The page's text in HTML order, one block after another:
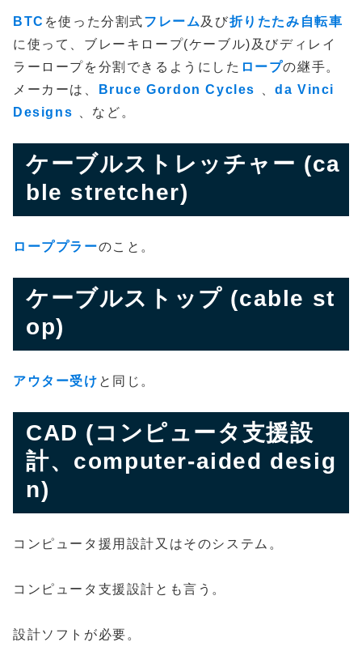
BTC を使った分割式フレーム 及び折りたたみ自転車
に使って、ブレーキロープ(ケーブル)及びディレイ
ラーロープを分割できるようにした ロープの継手。
メーカーは、
Bruce Gordon Cycles 、da Vinci
Designs
、など。
ケーブルストレッチャー (ca
ble stretcher)
ローププラーのこと。
ケーブルストップ (cable st
op)
アウター受け と同じ。
CAD (コンピュータ支援設
計、computer-aided desig
n)
コンピュータ援用設計又はそのシステム。
コンピュータ支援設計とも言う。
設計ソフトが必要。